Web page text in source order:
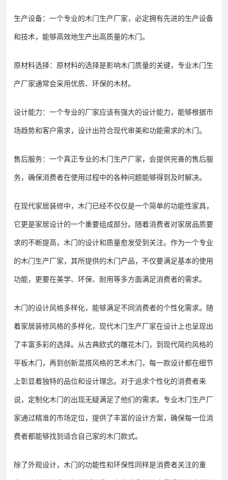
生产设备：一个专业的木门生产厂家，必定拥有先进的生产设备
和技术，能够高效地生产出高质量的木门。
原材料选择：原材料的选择是影响木门质量的关键，专业木门生
产厂家通常会采用优质、环保的木材。
设计能力：一个专业的厂家应该有强大的设计能力，能够根据市
场趋势和客户需求，设计出符合现代审美和功能需求的木门。
售后服务：一个真正专业的木门生产厂家，会提供完善的售后服
务，确保消费者在使用过程中的各种问题能够得到及时解决。
在现代家居装修中，木门已经不仅仅是一个简单的功能性家具，
它更是家居设计的一个重要组成部分。随着消费者对家居品质要
求的不断提高，木门的设计和质量愈发受到关注。作为一个专业
的木门生产厂家，其所提供的木门产品，不仅要满足基本的使用
功能，更要在美学、环保、耐用等多方面满足消费者的需求。
木门的设计风格多样化，能够满足不同消费者的个性化需求。随
着家居装修风格的多样化，现代木门生产厂家在设计上也呈现出
了丰富多彩的选择。从古典欧式的雕花木门，到现代简约风格的
平板木门，再到创新混搭风格的艺术木门，每一款设计都在细节
上彰显着独特的品位和设计理念。对于追求个性化的消费者来
说，定制化木门的出现无疑满足了他们的需求。专业木门生产厂
家通过精准的市场定位，提供了丰富的设计方案，确保每一位消
费者都能够找到适合自己家的木门款式。
除了外观设计，木门的功能性和环保性同样是消费者关注的重